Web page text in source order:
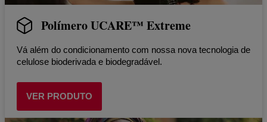
Polímero UCARE™ Extreme
Vá além do condicionamento com nossa nova tecnologia de
celulose bioderivada e biodegradável.
VER PRODUTO